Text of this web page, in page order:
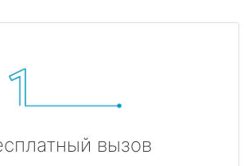
вызов